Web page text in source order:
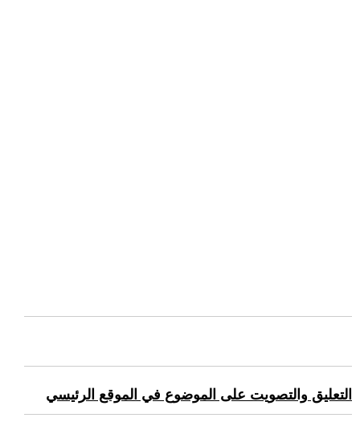
التعليق والتصويت على الموضوع في الموقع الرئيسي